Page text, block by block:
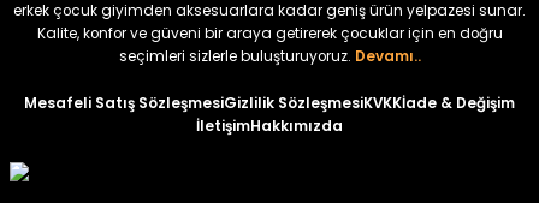
%22
Koren Kız Çocuk ve Bebek Tayt
₺ 250
%22
Koren Kız Çocuk ve Bebek Tayt
₺ 320
erkek çocuk giyimden aksesuarlara kadar geniş ürün yelpazesi sunar.
Kalite, konfor ve güveni bir araya getirerek çocuklar için en doğru
seçimleri sizlerle buluşturuyoruz. Devamı..
Mesafeli Satış SözleşmesiGizlilik SözleşmesiKVKKİade & Değişim
İletişimHakkımızda